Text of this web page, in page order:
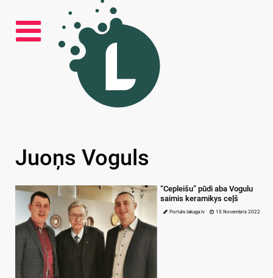
Juoņs Voguls
“Cepleišu” pūdi aba Vogulu
saimis keramikys ceļš
Portals lakuga.lv 15 Novembris 2022